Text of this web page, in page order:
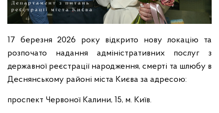
17 березня 2026 року відкрито нову локацію та
розпочато надання адміністративних послуг з
державної реєстрації народження, смерті та шлюбу в
Деснянському районі міста Києва за адресою:
проспект Червоної Калини, 15, м. Київ.